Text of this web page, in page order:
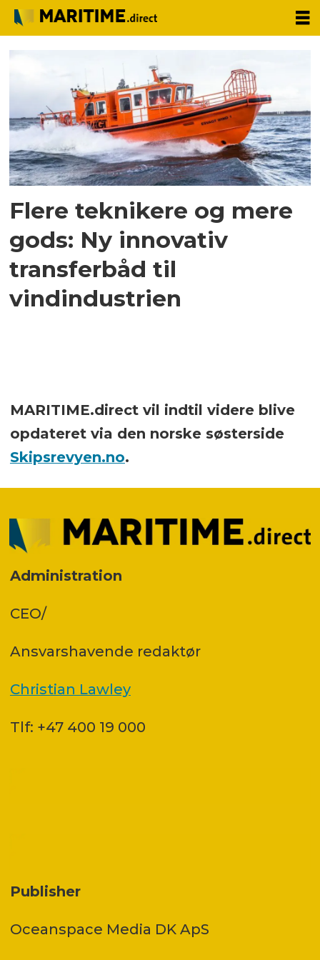
Tag:
transferbåd
Flere teknikere og mere
gods: Ny innovativ
transferbåd til
vindindustrien
MARITIME.direct vil indtil videre blive
opdateret via den norske søsterside
Skipsrevyen.no.
Administration
CEO/
Ansvars­havende redaktør
Christian Lawley
Tlf: +47 400 19 000
Publisher
Oceanspace Media DK ApS